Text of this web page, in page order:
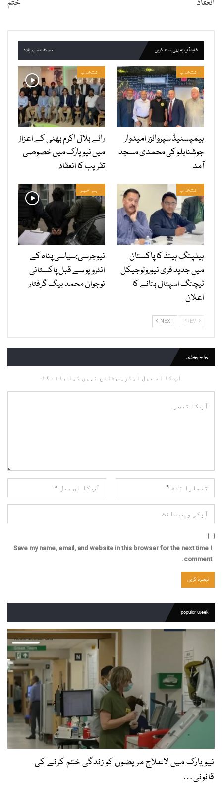
انعقاد ختم
شاید آپ یہ بھی پسند کریں مصنف سے زیادہ
انتخاب
ہیمپسٹیڈ سپروائزر امیدوار
جوشنابلو کی محمدی مسجد
آمد
انتخاب
رائے بلال اکرم بھٹی کے اعزاز
میں نیویارک میں خصوصی
تقریب کا انعقاد
انتخاب
ہیلپنگ ہینڈ کا پاکستان
میں جدید فری نیورولوجیکل
ٹیچنگ اسپتال بنانے کا
اعلان
اہم خبر
نیوجرسی:سیاسی پناہ کے
انٹرویو سے قبل پاکستانی
نوجوان محمد بیگ گرفتار
NEXT
جواب چھوڑیں
آپ کا ای میل ایڈریس شائع نہیں کیا جائے گا.
Save my name, email, and website in this browser for the next time I
comment.
popular week
نیویارک میں لاعلاج مریضوں کو زندگی ختم کرنے کی
قانونی…